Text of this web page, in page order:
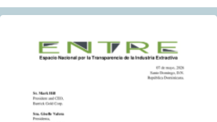
AMIGOS DE ALERTA MINERA
tierras raras antes de votación clave: “No seremos
una zona de sacrificio”
04.06.2026
La Asamblea General Anual virtual de Barrick limita la
participación efectiva de las comunidades afectadas